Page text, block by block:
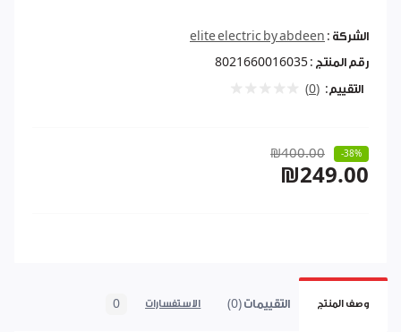
الشركة : elite electric by abdeen
رقم المنتج : 8021660016035
التقييم: (0)
₪400.00 -38%
₪249.00
وصف المنتج التقييمات (0) الاستفسارات 0